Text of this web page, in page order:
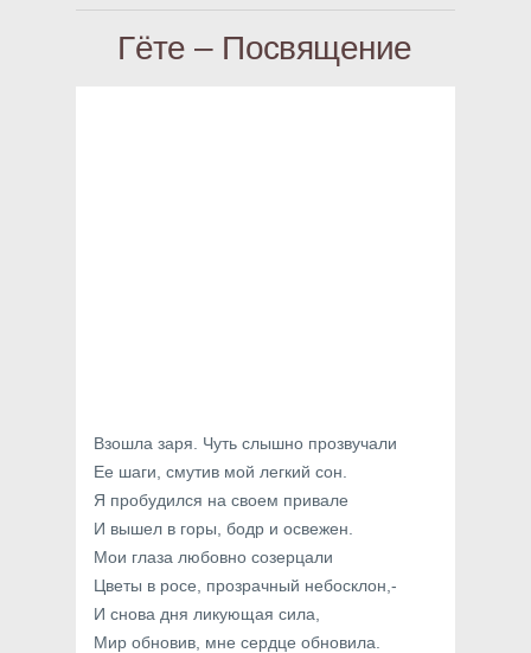
Гёте – Посвящение
Взошла заря. Чуть слышно прозвучали
Ее шаги, смутив мой легкий сон.
Я пробудился на своем привале
И вышел в горы, бодр и освежен.
Мои глаза любовно созерцали
Цветы в росе, прозрачный небосклон,-
И снова дня ликующая сила,
Мир обновив, мне сердце обновила.